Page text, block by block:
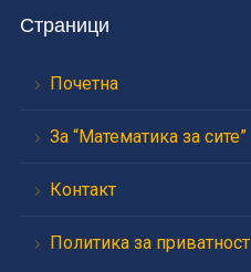
Страници
Почетна
За “Математика за сите”
Контакт
Политика за приватност